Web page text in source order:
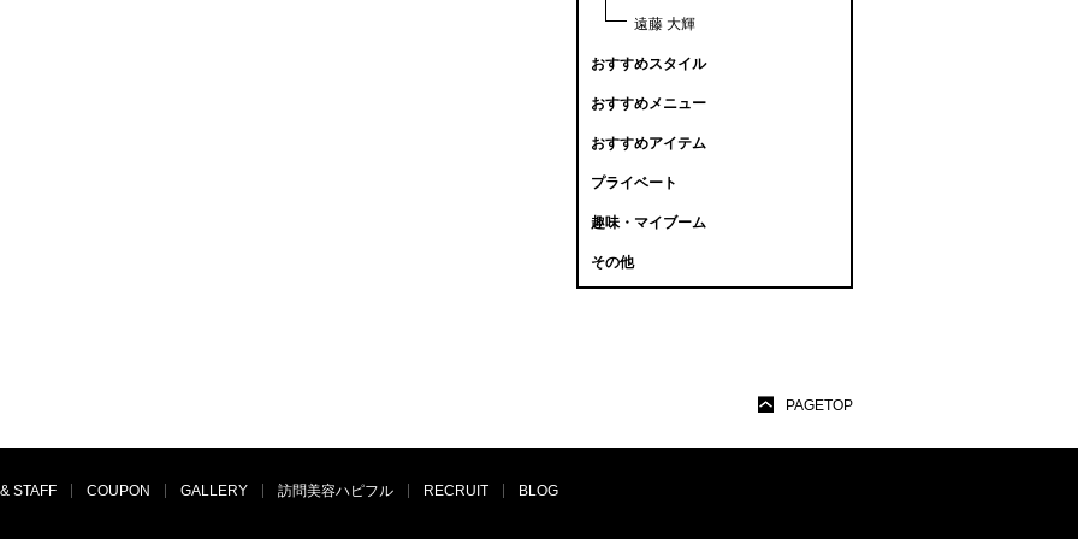
遠藤 大輝
おすすめスタイル
おすすめメニュー
おすすめアイテム
プライベート
趣味・マイブーム
その他
PAGETOP
STAFF COUPON GALLERY 訪問美容ハピフル RECRUIT BLOG